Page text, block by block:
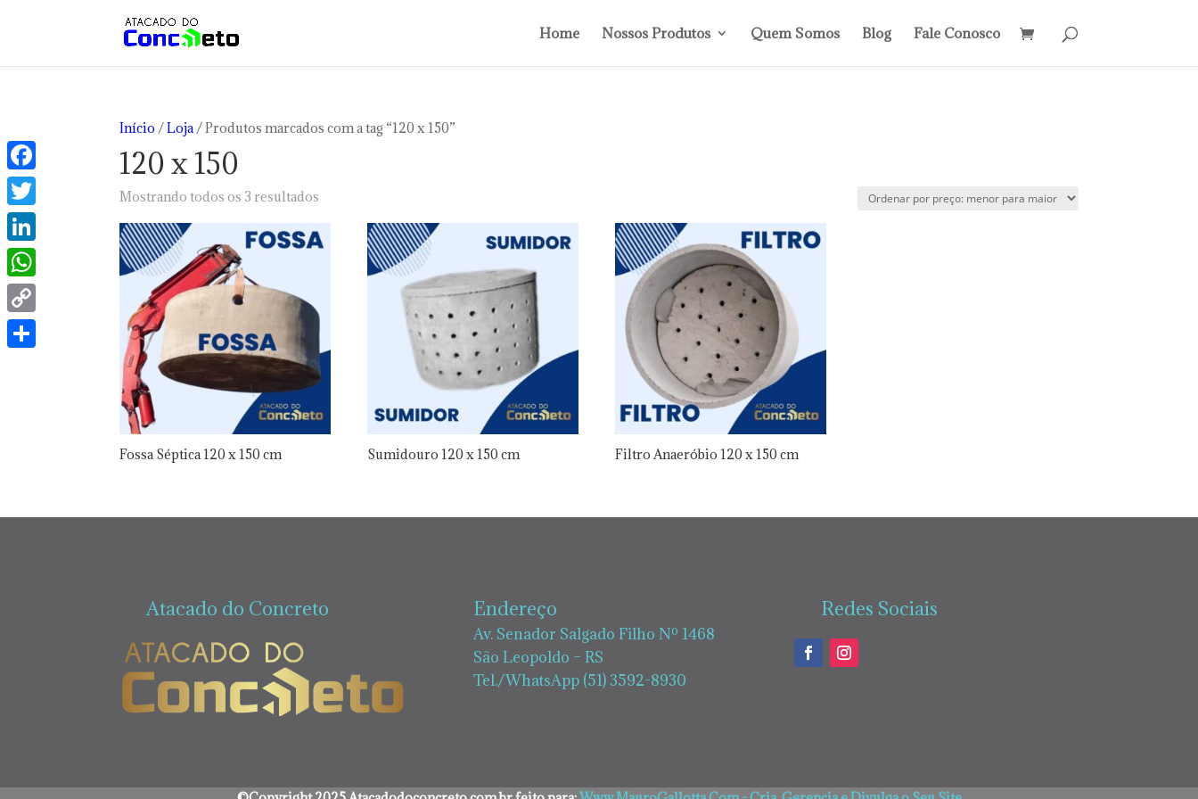
Home Nossos Produtos Quem Somos Blog Fale Conosco
Início /Loja/ Produtos marcados com a tag “120 x 150”
120 x 150
Mostrando todos os 3 resultados
preço:
Fossa Séptica 120 x 150 cm Sumidouro 120 x 150 cm Filtro Anaeróbio 120 x 150 cm
Atacado do Concreto Endereço
Av. Senador Salgado Filho Nº 1468
São Leopoldo – RS
Tel./WhatsApp (51) 3592-8930
Redes Sociais
Facebook
Twitter
LinkedIn
WhatsApp
Copy